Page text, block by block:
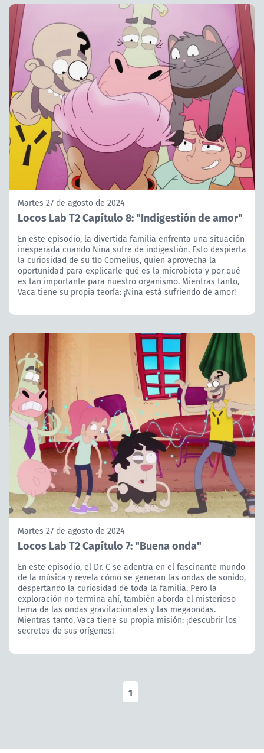
Martes 27 de agosto de 2024
Locos Lab T2 Capítulo 8: "Indigestión de amor"
En este episodio, la divertida familia enfrenta una situación
inesperada cuando Nina sufre de indigestión. Esto despierta
la curiosidad de su tío Cornelius, quien aprovecha la
oportunidad para explicarle qué es la microbiota y por qué
es tan importante para nuestro organismo. Mientras tanto,
Vaca tiene su propia teoría: ¡Nina está sufriendo de amor!
Martes 27 de agosto de 2024
Locos Lab T2 Capítulo 7: "Buena onda"
En este episodio, el Dr. C se adentra en el fascinante mundo
de la música y revela cómo se generan las ondas de sonido,
despertando la curiosidad de toda la familia. Pero la
exploración no termina ahí, también aborda el misterioso
tema de las ondas gravitacionales y las megaondas.
Mientras tanto, Vaca tiene su propia misión: ¡descubrir los
secretos de sus orígenes!
1